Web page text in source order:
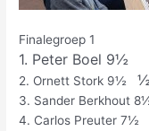
Finalegroep 1
1. Peter Boel
2. Ornett Stork 9½½
3. Sander Berkhout
4. Carlos Preuter 7½